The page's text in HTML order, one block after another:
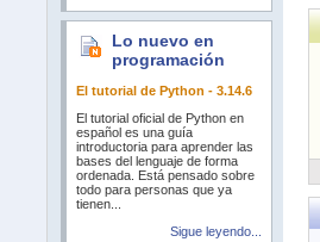
Lo nuevo en
programación
El tutorial de Python - 3.14.6
El tutorial oficial de Python en
español es una guía
introductoria para aprender las
bases del lenguaje de forma
ordenada. Está pensado sobre
todo para personas que ya
tienen...
Sigue leyendo...